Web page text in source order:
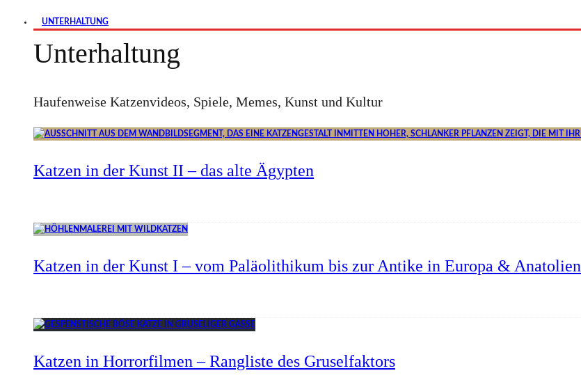
UNTERHALTUNG
Unterhaltung
Haufenweise Katzenvideos, Spiele, Memes, Kunst und Kultur
Katzen in der Kunst II – das alte Ägypten
Katzen in der Kunst I – vom Paläolithikum bis zur Antike in Europa & Anatolien
Katzen in Horrorfilmen – Rangliste des Gruselfaktors